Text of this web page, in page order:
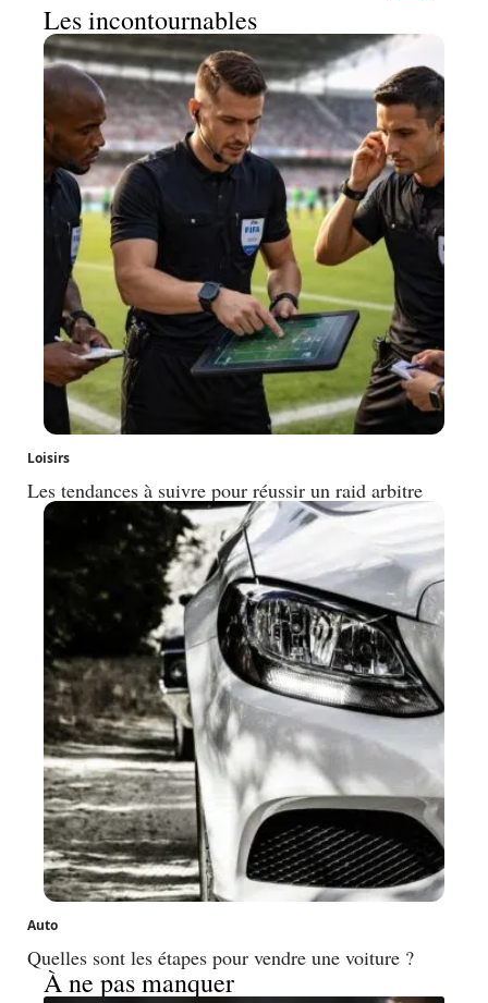
Les incontournables
Loisirs
Les tendances à suivre pour réussir un raid arbitre
Auto
Quelles sont les étapes pour vendre une voiture ?
À ne pas manquer